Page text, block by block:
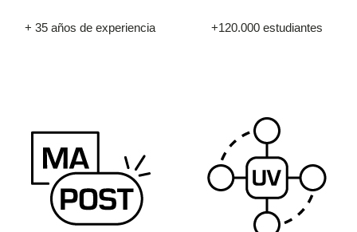
+ 35 años de experiencia +120.000 estudiantes